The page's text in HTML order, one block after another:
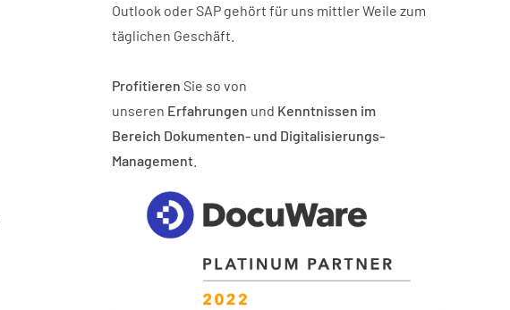
Outlook oder SAP gehört für uns mittler Weile zum
täglichen Geschäft.
Profitieren Sie so von
unseren Erfahrungen und Kenntnissen im
Bereich Dokumenten- und Digitalisierungs-
Management.